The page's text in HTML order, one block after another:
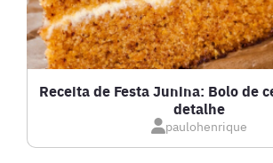
FRUTOS DO MAR
GRATINADOS
Receita de Festa Junina: Bolo de
detalhe
paulohenrique